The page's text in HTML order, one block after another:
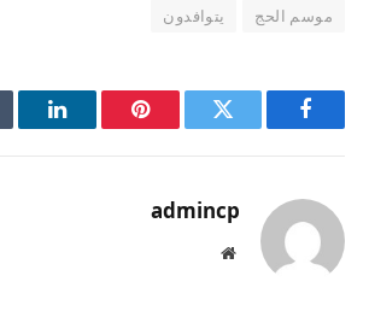
موسم الحج
يتوافدون
فيسبوك تويتر بينتيريست
admincp
موقع